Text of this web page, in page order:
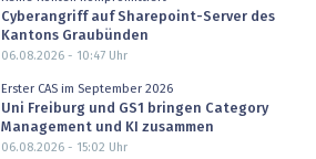
Cyberangriff auf Sharepoint-Server des
Kantons Graubünden
06.08.2026 - 10:47Uhr
Erster CAS im September 2026
Uni Freiburg und GS1 bringen Category
Management und KI zusammen
06.08.2026 - 15:02 Uhr